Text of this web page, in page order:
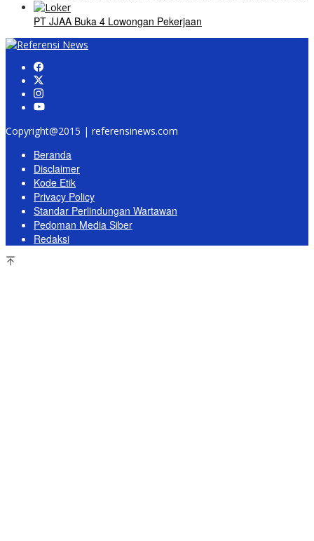
PT JJAA Buka 4 Lowongan Pekerjaan
Copyright@2015 | referensinews.com
Beranda
Disclaimer
Kode Etik
Privacy Policy
Standar Perlindungan Wartawan
Pedoman Media Siber
Redaksi